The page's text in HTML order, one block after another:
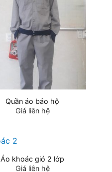
Quần áo bảo hộ
Giá liên hệ
Áo khoác gió 2 lớp
Giá liên hệ